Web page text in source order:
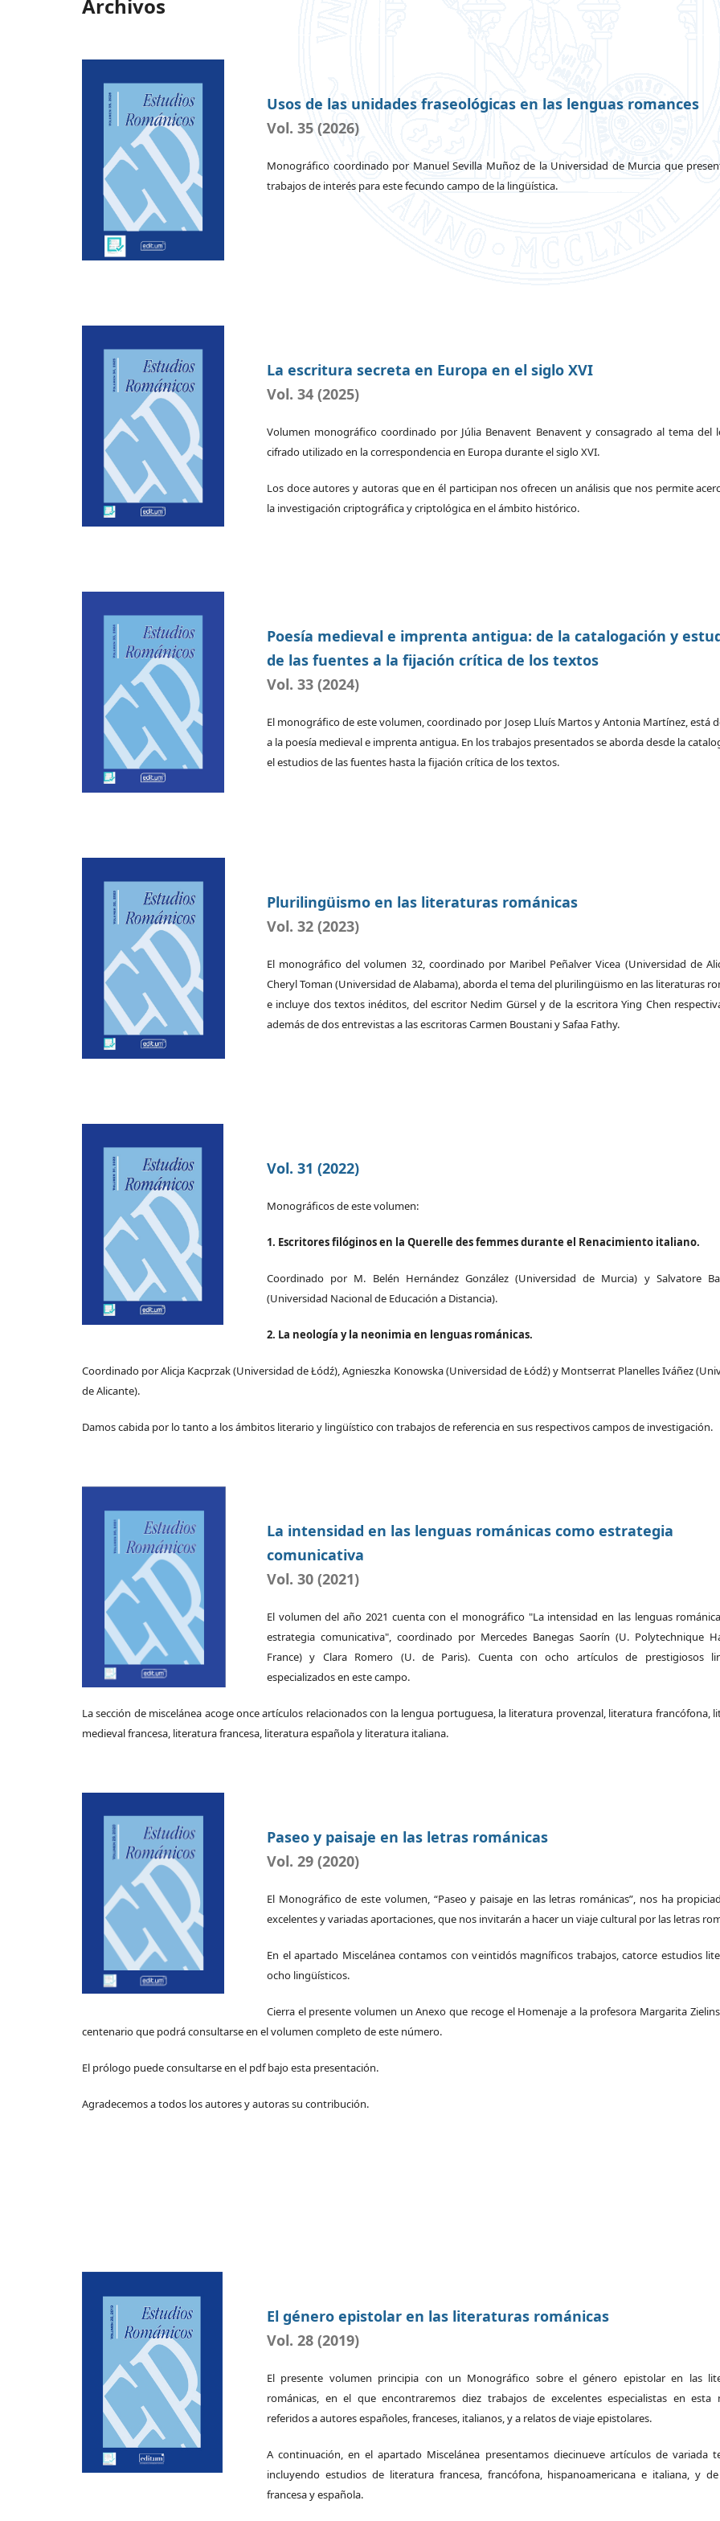
Archivos
Usos de las unidades fraseológicas en las lenguas romances
Vol. 35 (2026)
Monográfico coordinado por Manuel Sevilla Muñoz de la Universidad de Murcia que
trabajos de interés para este fecundo campo de la lingüística.
La escritura secreta en Europa en el siglo XVI
Vol. 34 (2025)
Volumen monográfico coordinado por Júlia Benavent Benavent y consagrado al tema del
cifrado utilizado en la correspondencia en Europa durante el siglo XVI.
Los doce autores y autoras que en él participan nos ofrecen un análisis que nos permite
la investigación criptográfica y criptológica en el ámbito histórico.
Poesía medieval e imprenta antigua: de la catalogación y
de las fuentes a la fijación crítica de los textos
Vol. 33 (2024)
El monográfico de este volumen, coordinado por Josep Lluís Martos y Antonia Martínez, está
a la poesía medieval e imprenta antigua. En los trabajos presentados se aborda desde la
el estudios de las fuentes hasta la fijación crítica de los textos.
Plurilingüismo en las literaturas románicas
Vol. 32 (2023)
El monográfico del volumen 32, coordinado por Maribel Peñalver Vicea (Universidad de
Cheryl Toman (Universidad de Alabama), aborda el tema del plurilingüismo en las literaturas
e incluye dos textos inéditos, del escritor Nedim Gürsel y de la escritora Ying Chen
además de dos entrevistas a las escritoras Carmen Boustani y Safaa Fathy.
Vol. 31 (2022)
Monográficos de este volumen:
1. Escritores filóginos en la Querelle des femmes durante el Renacimiento italiano.
Coordinado por M. Belén Hernández González (Universidad de Murcia) y Salvatore
(Universidad Nacional de Educación a Distancia).
2. La neología y la neonimia en lenguas románicas.
Coordinado por Alicja Kacprzak (Universidad de Łódź), Agnieszka Konowska (Universidad de Łódź) y Montserrat Planelles Iváñez
de Alicante).
Damos cabida por lo tanto a los ámbitos literario y lingüístico con trabajos de referencia en sus respectivos campos de investigación.
La intensidad en las lenguas románicas como estrategia
comunicativa
Vol. 30 (2021)
El volumen del año 2021 cuenta con el monográfico "La intensidad en las lenguas
estrategia comunicativa", coordinado por Mercedes Banegas Saorín (U. Polytechnique
France) y Clara Romero (U. de Paris). Cuenta con ocho artículos de prestigiosos
especializados en este campo.
La sección de miscelánea acoge once artículos relacionados con la lengua portuguesa, la literatura provenzal, literatura francófona,
medieval francesa, literatura francesa, literatura española y literatura italiana.
Paseo y paisaje en las letras románicas
Vol. 29 (2020)
El Monográfico de este volumen, “Paseo y paisaje en las letras románicas”, nos ha
excelentes y variadas aportaciones, que nos invitarán a hacer un viaje cultural por las letras
En el apartado Miscelánea contamos con veintidós magníficos trabajos, catorce estudios
ocho lingüísticos.
Cierra el presente volumen un Anexo que recoge el Homenaje a la profesora Margarita
centenario que podrá consultarse en el volumen completo de este número.
El prólogo puede consultarse en el pdf bajo esta presentación.
Agradecemos a todos los autores y autoras su contribución.
El género epistolar en las literaturas románicas
Vol. 28 (2019)
El presente volumen principia con un Monográfico sobre el género epistolar en las
románicas, en el que encontraremos diez trabajos de excelentes especialistas en esta
referidos a autores españoles, franceses, italianos, y a relatos de viaje epistolares.
A continuación, en el apartado Miscelánea presentamos diecinueve artículos de variada
incluyendo estudios de literatura francesa, francófona, hispanoamericana e italiana, y
francesa y española.